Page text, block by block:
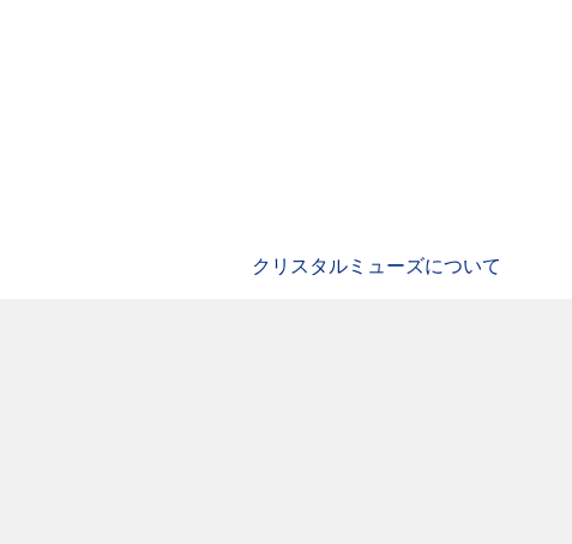
クリスタルミューズについて